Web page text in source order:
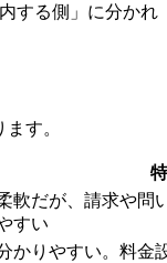
する側」に分かれ
す。
軟だが、請求や問
すい
かりやすい。料金